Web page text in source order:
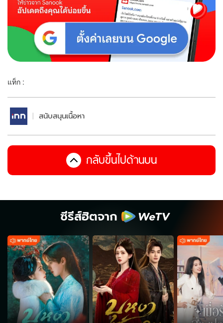
แท็ก :
สนับสนุนเนื้อหา
กลับขึ้นไปด้านบน
ซีรีส์ฮิตจาก